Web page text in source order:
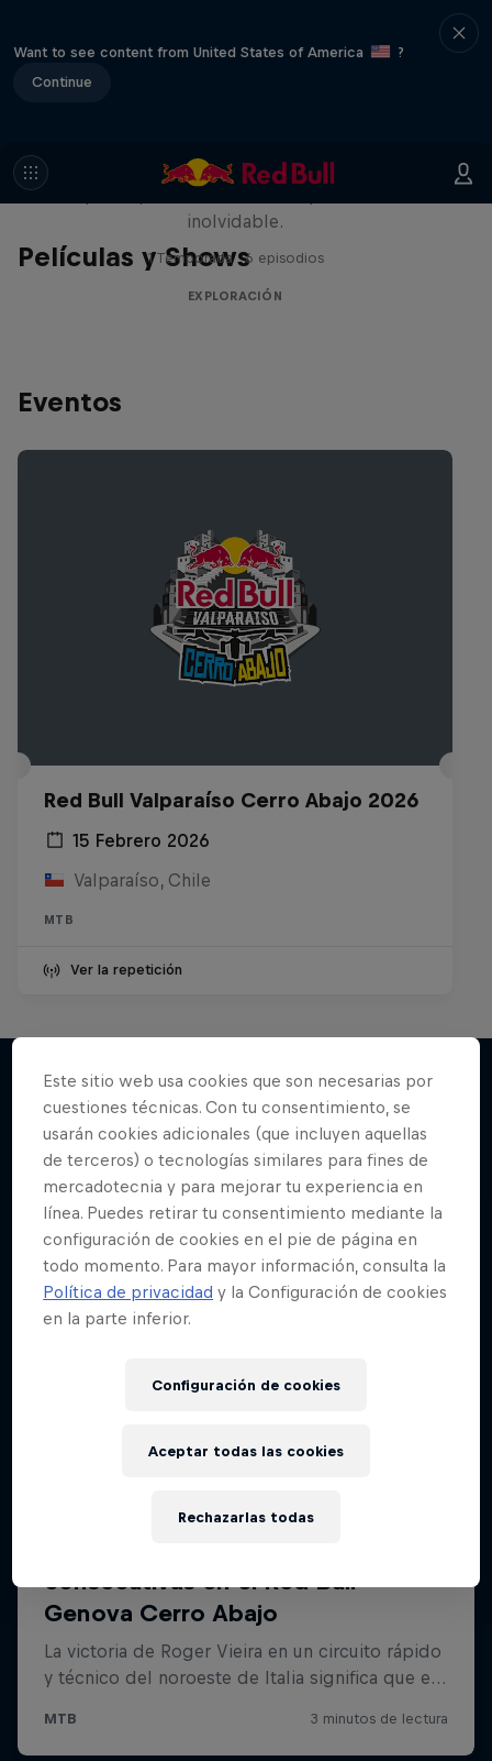
Want to see content from United States of America
?
Continue
Películas y Shows
Rob Warner’s Wild Rides
inolvidable.
1 Temporada · 6 episodios
EXPLORACIÓN
Eventos
Red Bull Valparaíso Cerro Abajo 2026
15 Febrero 2026
Valparaíso, Chile
MTB
Ver la repetición
Más contenidos similares
Este sitio web usa cookies que son necesarias por
cuestiones técnicas. Con tu consentimiento, se
usarán cookies adicionales (que incluyen aquellas
de terceros) o tecnologías similares para fines de
mercadotecnia y para mejorar tu experiencia en
línea. Puedes retirar tu consentimiento mediante la
configuración de cookies en el pie de página en
todo momento. Para mayor información, consulta la
Política de privacidad y la Configuración de cookies
en la parte inferior.
Configuración de cookies
Rechazarlas todas
Aceptar todas las cookies